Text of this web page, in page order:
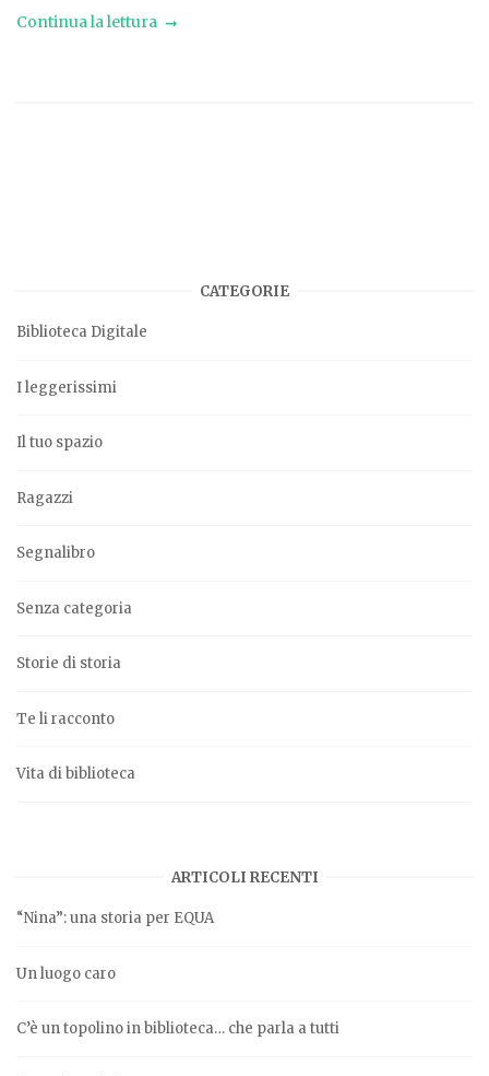
Continua la lettura
CATEGORIE
Biblioteca Digitale
I leggerissimi
Il tuo spazio
Ragazzi
Segnalibro
Senza categoria
Storie di storia
Te li racconto
Vita di biblioteca
ARTICOLI RECENTI
“Nina”: una storia per EQUA
Un luogo caro
C’è un topolino in biblioteca… che parla a tutti